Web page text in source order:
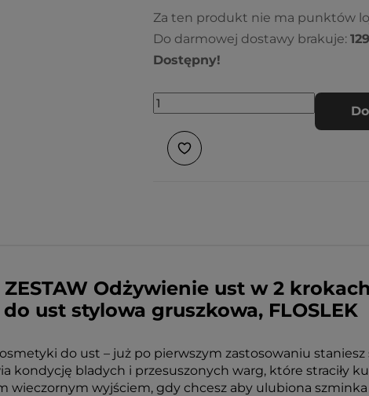
Za ten produkt nie ma punktów
Do darmowej dostawy brakuje:
Dostępny!
ZESTAW Odżywienie ust w 2
ust stylowa gruszkowa, FLOSLEK
do ust – już po pierwszym zastosowaniu staniesz
kondycję bladych i przesuszonych warg, które straciły
wieczornym wyjściem, gdy chcesz aby ulubiona szminka